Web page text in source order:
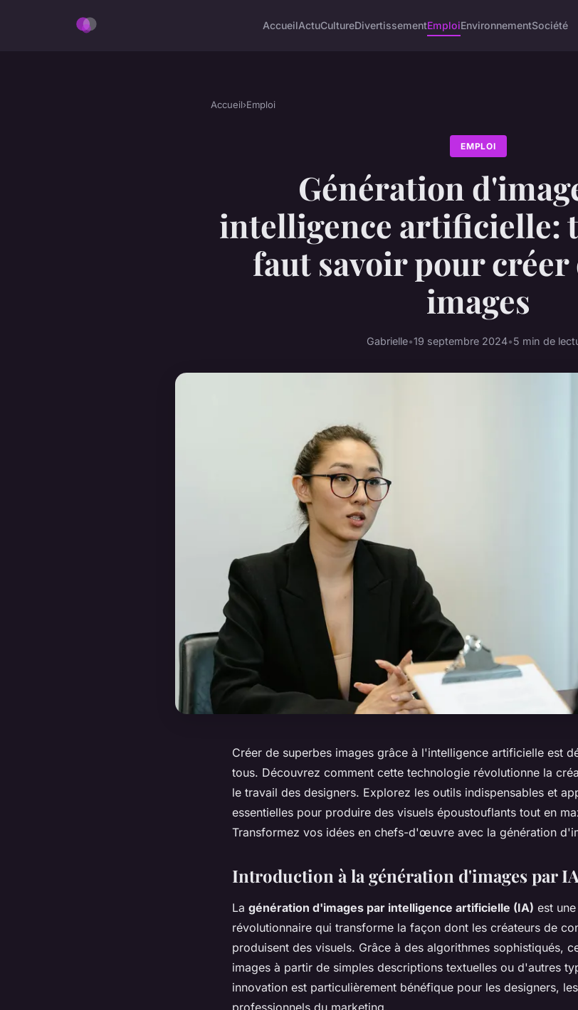
AccueilActuCultureDivertissementEmploiEnvironnementSociété
Accueil›Emploi
EMPLOI
Génération
intelligence artificielle:
faut savoir pour créer
images
Gabrielle•19 septembre 2024•5 min de
Créer de superbes images grâce à l'intelligence artificielle est
tous. Découvrez comment cette technologie révolutionne la
le travail des designers. Explorez les outils indispensables et
essentielles pour produire des visuels époustouflants tout en
Transformez vos idées en chefs-d'œuvre avec la génération
Introduction à la génération d'images par IA
La génération d'images par intelligence artificielle (IA) est
révolutionnaire qui transforme la façon dont les créateurs de
produisent des visuels. Grâce à des algorithmes sophistiqués,
images à partir de simples descriptions textuelles ou d'autres
innovation est particulièrement bénéfique pour les designers,